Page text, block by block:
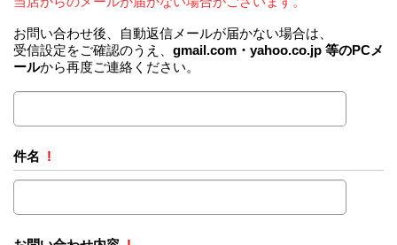
お問い合わせ後、自動返信メールが届かない場合は、
受信設定をご確認のうえ、 gmail.com・yahoo.co.jp 等のPCメ
ールから再度ご連絡ください。
件名 !